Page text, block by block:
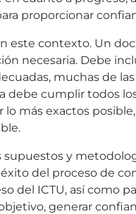
proporcionar
este contexto. Un
necesaria. Debe
muchas de
debe cumplir todos
más exactos
y
del proceso de
del ICTU, así como
generar